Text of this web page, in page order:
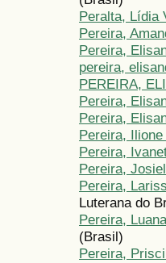
Peralta, Lídia
Pereira,
Pereira,
pereira,
PEREIRA,
Pereira,
Pereira,
Pereira,
Pereira,
Pereira,
Pereira,
Luterana do
Pereira,
(Brasil)
Pereira,